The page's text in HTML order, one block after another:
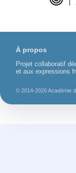
À propos
Projet collaboratif
et aux expressions
© 2014-2026 Académie